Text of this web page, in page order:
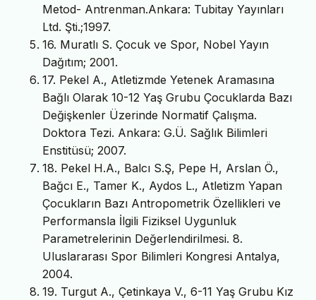
Metod- Antrenman.Ankara: Tubitay Yayınları
Ltd. Şti.;1997.
16. Muratlı S. Çocuk ve Spor, Nobel Yayın
Dağıtım; 2001.
17. Pekel A., Atletizmde Yetenek Aramasına
Bağlı Olarak 10-12 Yaş Grubu Çocuklarda Bazı
Değişkenler Üzerinde Normatif Çalışma.
Doktora Tezi. Ankara: G.Ü. Sağlık Bilimleri
Enstitüsü; 2007.
18. Pekel H.A., Balcı S.Ş, Pepe H, Arslan Ö.,
Bağcı E., Tamer K., Aydos L., Atletizm Yapan
Çocukların Bazı Antropometrik Özellikleri ve
Performansla İlgili Fiziksel Uygunluk
Parametrelerinin Değerlendirilmesi. 8.
Uluslararası Spor Bilimleri Kongresi Antalya,
2004.
19. Turgut A., Çetinkaya V., 6-11 Yaş Grubu Kız